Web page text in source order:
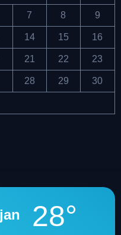
7 8 9
14 15 16
21 22 23
28 29 30
28°